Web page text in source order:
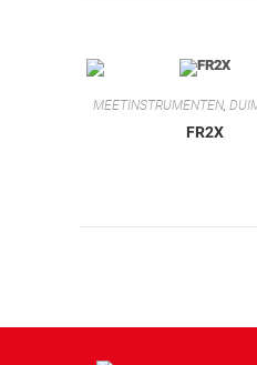
MEETINSTRUMENTEN,
FR2X